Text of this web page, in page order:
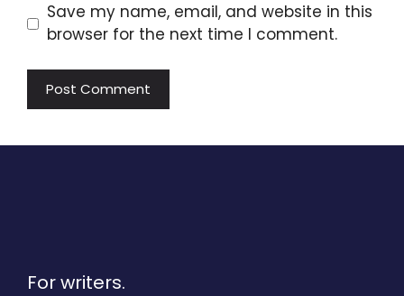
Save my name, email, and website in this
browser for the next time I comment.
For writers.